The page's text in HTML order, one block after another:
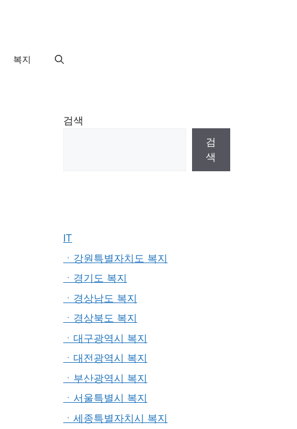
복지
검색
검
색
IT
ㆍ강원특별자치도 복지
ㆍ경기도 복지
ㆍ경상남도 복지
ㆍ경상북도 복지
ㆍ대구광역시 복지
ㆍ대전광역시 복지
ㆍ부산광역시 복지
ㆍ서울특별시 복지
ㆍ세종특별자치시 복지